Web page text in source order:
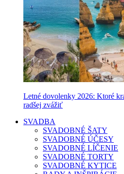
Letné dovolenky 2026: Ktoré
radšej zvážiť
SVADBA
SVADOBNÉ ŠATY
SVADOBNÉ ÚČESY
SVADOBNÉ LÍČENIE
SVADOBNÉ TORTY
SVADOBNÉ KYTICE